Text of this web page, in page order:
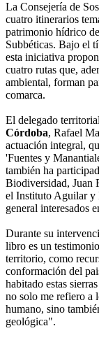
La Consejería de
cuatro itinerarios
patrimonio hídrico
Subbéticas. Bajo el
esta iniciativa
cuatro rutas que,
ambiental, forman
comarca.
El delegado
Córdoba, Rafael
actuación integral,
'Fuentes y
también ha
Biodiversidad, Juan
el Instituto Aguilar y
general interesados
Durante su
libro es un
territorio, como
conformación del
habitado estas
no solo me refiero a
humano, sino
geológica".